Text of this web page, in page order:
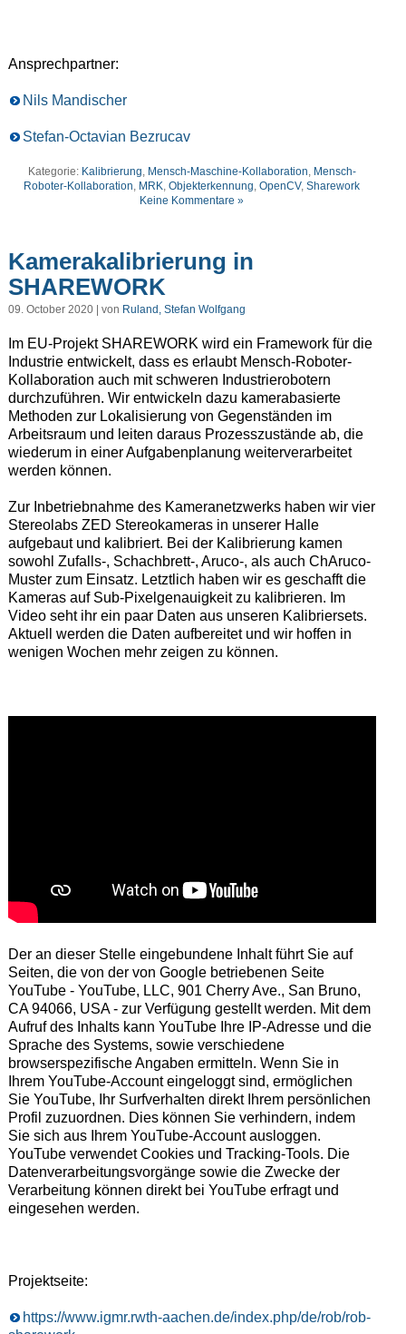
Ansprechpartner:
Nils Mandischer
Stefan-Octavian Bezrucav
Kategorie: Kalibrierung, Mensch-Maschine-Kollaboration, Mensch-
Roboter-Kollaboration, MRK,Objekterkennung,OpenCV,Sharework
Keine Kommentare »
Kamerakalibrierung in
SHAREWORK
09. October 2020 | von Ruland, Stefan Wolfgang
Im EU-Projekt SHAREWORK wird ein Framework für die
Industrie entwickelt, dass es erlaubt Mensch-Roboter-
Kollaboration auch mit schweren Industrierobotern
durchzuführen. Wir entwickeln dazu kamerabasierte
Methoden zur Lokalisierung von Gegenständen im
Arbeitsraum und leiten daraus Prozesszustände ab, die
wiederum in einer Aufgabenplanung weiterverarbeitet
werden können.
Zur Inbetriebnahme des Kameranetzwerks haben wir vier
Stereolabs ZED Stereokameras in unserer Halle
aufgebaut und kalibriert. Bei der Kalibrierung kamen
sowohl Zufalls-, Schachbrett-, Aruco-, als auch ChAruco-
Muster zum Einsatz. Letztlich haben wir es geschafft die
Kameras auf Sub-Pixelgenauigkeit zu kalibrieren. Im
Video seht ihr ein paar Daten aus unseren Kalibriersets.
Aktuell werden die Daten aufbereitet und wir hoffen in
wenigen Wochen mehr zeigen zu können.
Der an dieser Stelle eingebundene Inhalt führt Sie auf
Seiten, die von der von Google betriebenen Seite
YouTube - YouTube, LLC, 901 Cherry Ave., San Bruno,
CA 94066, USA - zur Verfügung gestellt werden. Mit dem
Aufruf des Inhalts kann YouTube Ihre IP-Adresse und die
Sprache des Systems, sowie verschiedene
browserspezifische Angaben ermitteln. Wenn Sie in
Ihrem YouTube-Account eingeloggt sind, ermöglichen
Sie YouTube, Ihr Surfverhalten direkt Ihrem persönlichen
Profil zuzuordnen. Dies können Sie verhindern, indem
Sie sich aus Ihrem YouTube-Account ausloggen.
YouTube verwendet Cookies und Tracking-Tools. Die
Datenverarbeitungsvorgänge sowie die Zwecke der
Verarbeitung können direkt bei YouTube erfragt und
eingesehen werden.
Projektseite:
https://www.igmr.rwth-aachen.de/index.php/de/rob/rob-